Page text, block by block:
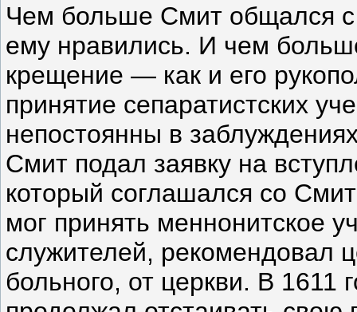
Чем больше Смит общался
ему нравились. И чем
крещение — как и его
принятие сепаратистских
непостоянны в
Смит подал заявку на
который соглашался со
мог принять меннонитское
служителей, рекомендовал
больного, от церкви. В 1611